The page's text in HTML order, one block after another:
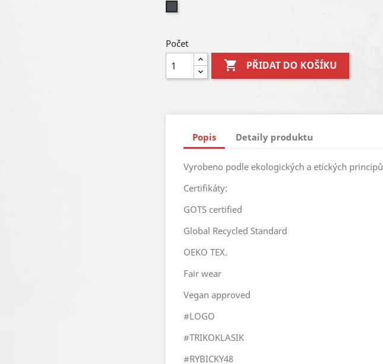
Počet
 PŘIDAT DO KOŠÍKU
Popis Detaily produktu
Vyrobeno podle ekologických a etických principů
Certifikáty:
GOTS certified
Global Recycled Standard
OEKO TEX.
Fair wear
Vegan approved
#LOGO
#TRIKOKLASIK
#RYBICKY48